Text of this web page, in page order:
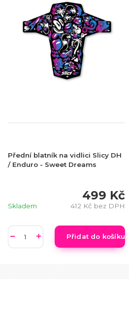
Přední blatník na vidlici Slicy DH
/ Enduro - Sweet Dreams
499 Kč
412 Kč bez DPH
Skladem
Přidat do košíku